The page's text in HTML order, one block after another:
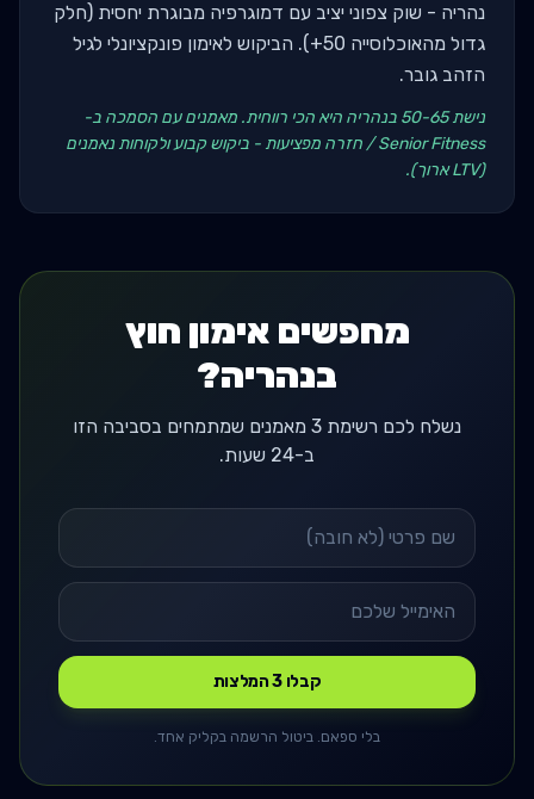
נהריה - שוק צפוני יציב עם דמוגרפיה מבוגרת יחסית (חלק
גדול מהאוכלוסייה 50+). הביקוש לאימון פונקציונלי לגיל
הזהב גובר.
נישת 50-65 בנהריה היא הכי רווחית. מאמנים עם הסמכה ב-
Senior Fitness / חזרה מפציעות - ביקוש קבוע ולקוחות נאמנים
(LTV ארוך).
מחפשים אימון חוץ
בנהריה?
נשלח לכם רשימת 3 מאמנים שמתמחים בסביבה הזו
ב-24 שעות.
קבלו 3 המלצות
בלי ספאם. ביטול הרשמה בקליק אחד.